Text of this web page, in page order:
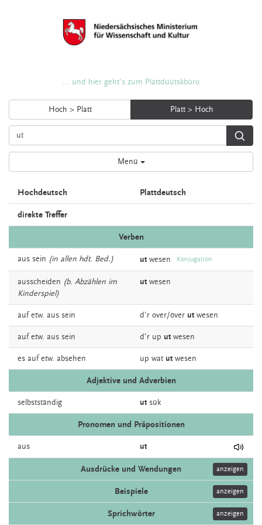
... und hier geht's zum Plattdüütskbüro
Hoch > Platt Platt > Hoch
Menü
Hochdeutsch Plattdeutsch
direkte Treffer
Verben
aus sein (in allen hdt. Bed.) utwesen Konjugation
ausscheiden (b. Abzählen im
Kinderspiel)
utwesen
auf etw. aus sein d'r over/över ut wesen
auf etw. aus sein d'r up ut wesen
es auf etw. absehen up wat utwesen
Adjektive und Adverbien
selbstständig ut sük
Pronomen und Präpositionen
aus ut
Ausdrücke und Wendungen anzeigen
Beispiele anzeigen
Sprichwörter anzeigen